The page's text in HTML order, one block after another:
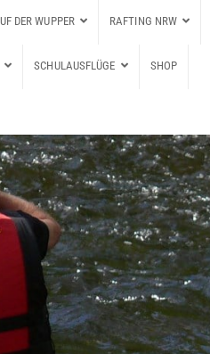
DER WUPPER RAFTING NRW
SCHULAUSFLÜGE SHOP